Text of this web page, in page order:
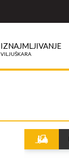
IZNAJMLJIVANJE
VILJUŠKARA